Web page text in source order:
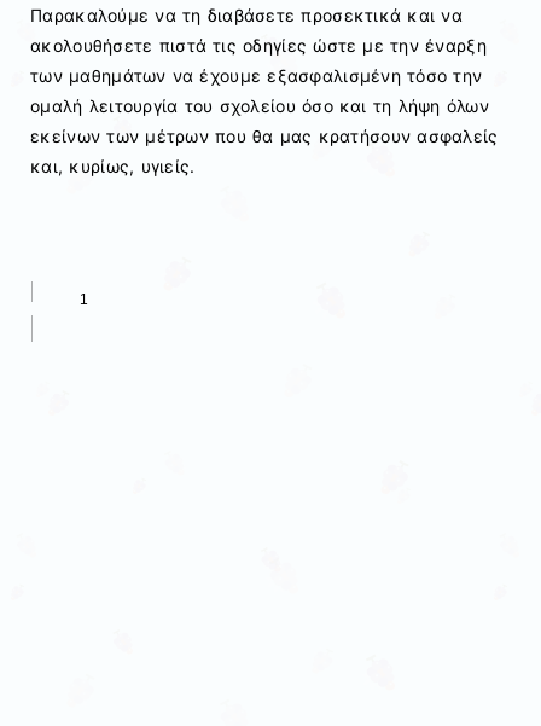
Παρακαλούμε να τη διαβάσετε προσεκτικά και να
ακολουθήσετε πιστά τις οδηγίες ώστε με την έναρξη
των μαθημάτων να έχουμε εξασφαλισμένη τόσο την
ομαλή λειτουργία του σχολείου όσο και τη λήψη όλων
εκείνων των μέτρων που θα μας κρατήσουν ασφαλείς
και, κυρίως, υγιείς.